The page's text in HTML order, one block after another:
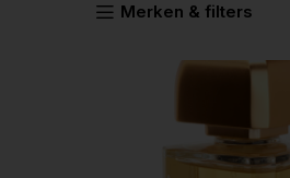
Merken & filters